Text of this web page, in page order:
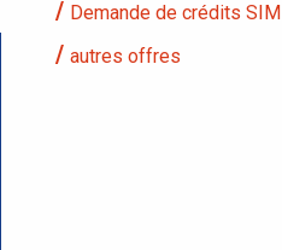
Demande de crédits SIM
autres offres